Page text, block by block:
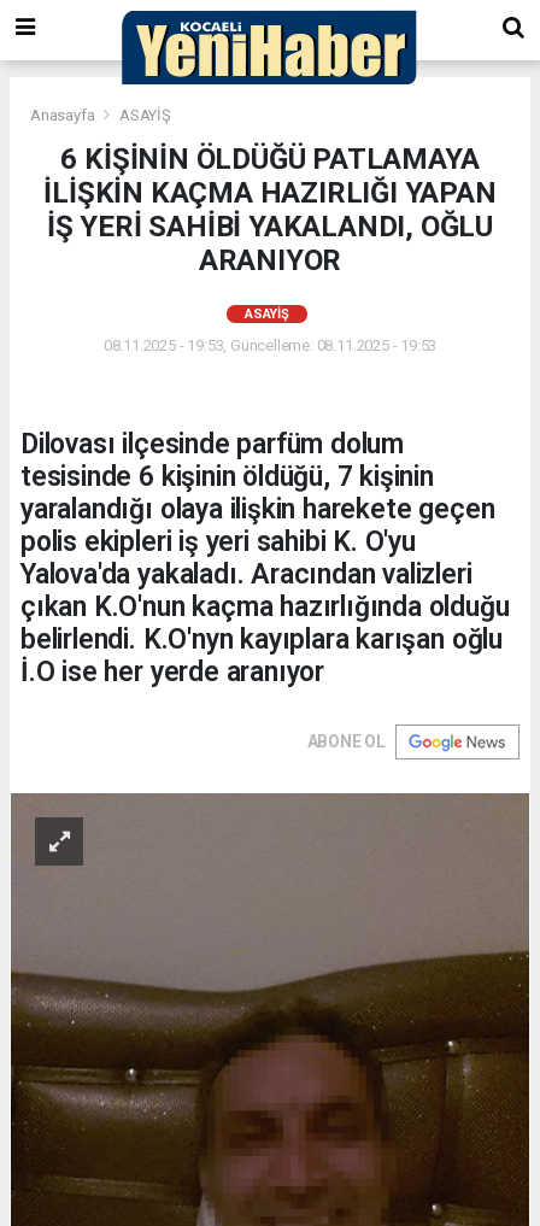
Anasayfa ASAYİŞ
6 KİŞİNİN ÖLDÜĞÜ PATLAMAYA
İLİŞKİN KAÇMA HAZIRLIĞI YAPAN
İŞ YERİ SAHİBİ YAKALANDI, OĞLU
ARANIYOR
ASAYİŞ
08.11.2025 - 19:53, Güncelleme: 08.11.2025 - 19:53
Dilovası ilçesinde parfüm dolum
tesisinde 6 kişinin öldüğü, 7 kişinin
yaralandığı olaya ilişkin harekete geçen
polis ekipleri iş yeri sahibi K. O'yu
Yalova'da yakaladı. Aracından valizleri
çıkan K.O'nun kaçma hazırlığında olduğu
belirlendi. K.O'nyn kayıplara karışan oğlu
İ.O ise her yerde aranıyor
ABONE OL